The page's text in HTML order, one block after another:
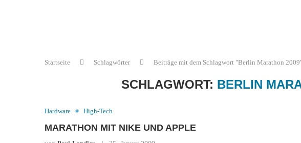
Startseite Schlagwörter Beiträge mit dem Schlagwort "Berlin Marathon
SCHLAGWORT: BERLIN
Hardware High-Tech
MARATHON MIT NIKE UND APPLE